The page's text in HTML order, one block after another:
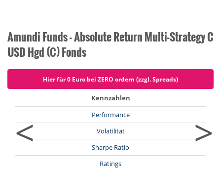
Amundi Funds - Absolute Return Multi-Strategy C
USD Hgd (C) Fonds
Hier für 0 Euro bei ZERO ordern (zzgl. Spreads)
<
Kennzahlen
Performance
Volatilität
Sharpe Ratio
Ratings
>